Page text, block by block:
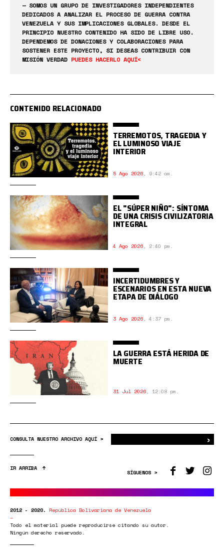
— SOMOS UN GRUPO DE INVESTIGADORES INDEPENDIENTES
DEDICADOS A ANALIZAR EL PROCESO DE GUERRA CONTRA
VENEZUELA Y SUS IMPLICACIONES GLOBALES. DESDE EL
PRINCIPIO NUESTRO CONTENIDO HA SIDO DE LIBRE USO.
DEPENDEMOS DE DONACIONES Y COLABORACIONES PARA
SOSTENER ESTE PROYECTO, SI DESEAS CONTRIBUIR CON
MISIÓN VERDAD PUEDES HACERLO AQUÍ<
CONTENIDO RELACIONADO
TERREMOTOS, TRAGEDIA Y
EL LUMINOSO VIAJE
INTERIOR
5 Ago 2026, 9:42 am.
EL "SÚPER NIÑO": SÍNTOMA
DE UNA CRISIS CIVILIZATORIA
INTEGRAL
4 Ago 2026, 2:40 pm.
INCERTIDUMBRES Y
ESCENARIOS EN ESTA NUEVA
ETAPA DE DIÁLOGO
3 Ago 2026, 4:37 pm.
LA GUERRA ESTÁ HERIDA DE
MUERTE
31 Jul 2026, 12:08 pm.
CONSULTA NUESTRO ARCHIVO AQUÍ > ›
IR ARRIBA
SÍGUENOS >
2012 - 2020. República Bolivariana de Venezuela
Todo el material puede reproducirse citando su autor.
Ningún derecho reservado.